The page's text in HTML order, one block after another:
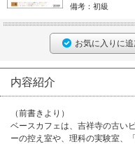
備考：初級
お気に入りに追
内容紹介
（前書きより）
ベースカフェは、吉祥寺の古い
ーの控え室や、理科の実験室、